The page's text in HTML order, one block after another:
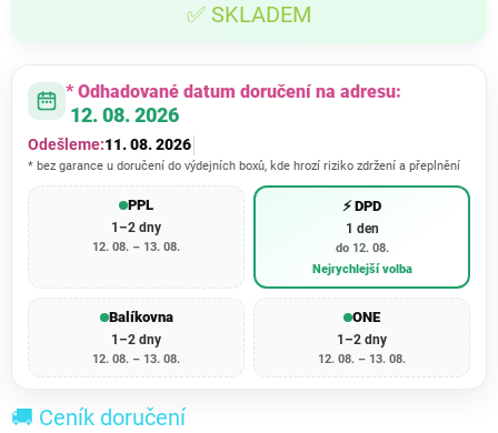
cena:
✅ SKLADEM
* Odhadované datum doručení na adresu:
12. 08. 2026
Odešleme:11. 08. 2026
* bez garance u doručení do výdejních boxů, kde hrozí riziko zdržení a přeplnění
PPL
1–2 dny
12. 08. – 13. 08.
⚡ DPD
1 den
do 12. 08.
Nejrychlejší volba
Balíkovna
1–2 dny
12. 08. – 13. 08.
ONE
1–2 dny
12. 08. – 13. 08.
🚚 Ceník doručení